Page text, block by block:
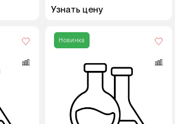
Узнать цену
Новинка